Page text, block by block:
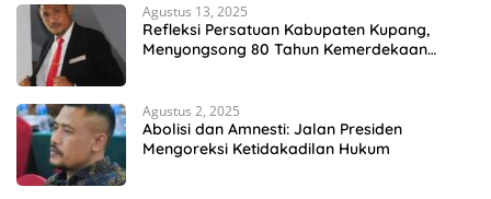
Agustus 13, 2025
Refleksi Persatuan Kabupaten Kupang,
Menyongsong 80 Tahun Kemerdekaan
Agustus 2, 2025
Abolisi dan Amnesti: Jalan Presiden
Mengoreksi Ketidakadilan Hukum